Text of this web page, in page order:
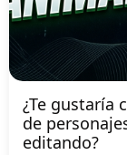
¿Te gustaría
de
editando?